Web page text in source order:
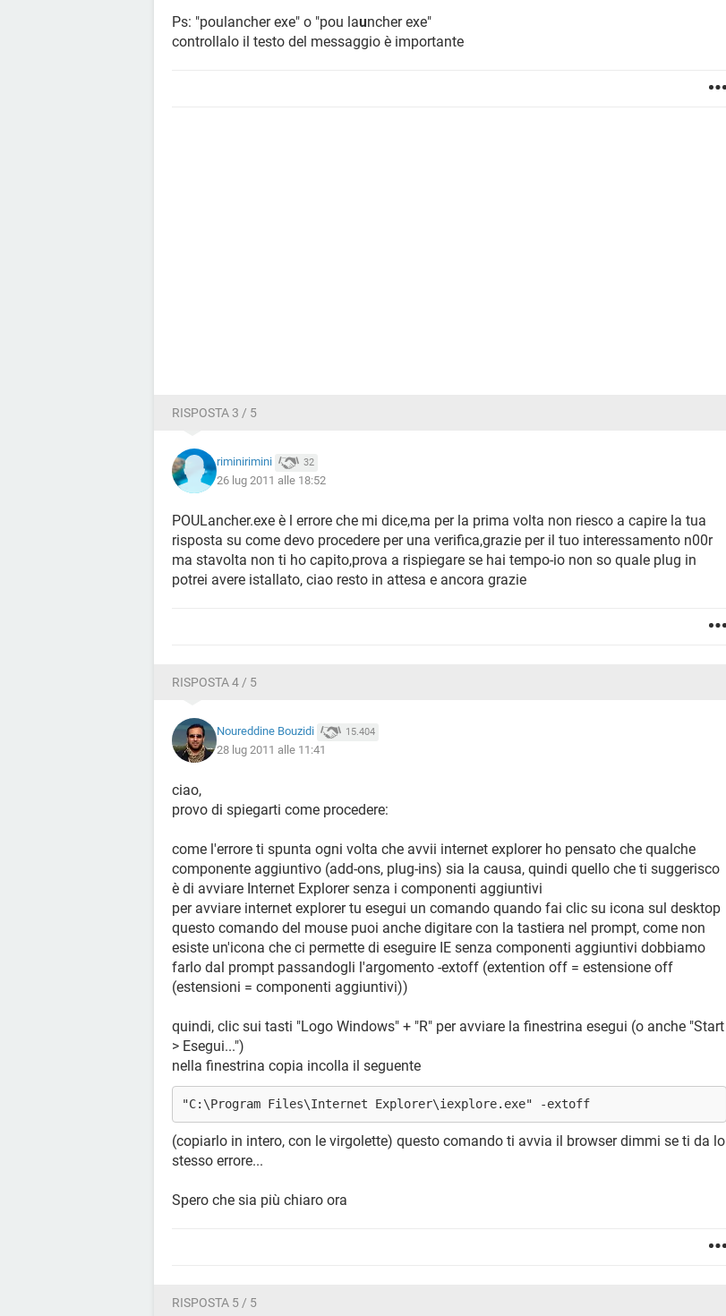
Ps: "poulancher exe" o "pou launcher exe"
controllalo il testo del messaggio è importante
RISPOSTA 3 / 5
riminirimini 32
26 lug 2011 alle 18:52
POULancher.exe è l errore che mi dice,ma per la prima volta non riesco a capire la tua
risposta su come devo procedere per una verifica,grazie per il tuo interessamento n00r
ma stavolta non ti ho capito,prova a rispiegare se hai tempo-io non so quale plug in
potrei avere istallato, ciao resto in attesa e ancora grazie
RISPOSTA 4 / 5
Noureddine Bouzidi 15.404
28 lug 2011 alle 11:41
ciao,
provo di spiegarti come procedere:
come l'errore ti spunta ogni volta che avvii internet explorer ho pensato che qualche
componente aggiuntivo (add-ons, plug-ins) sia la causa, quindi quello che ti suggerisco
è di avviare Internet Explorer senza i componenti aggiuntivi
per avviare internet explorer tu esegui un comando quando fai clic su icona sul desktop
questo comando del mouse puoi anche digitare con la tastiera nel prompt, come non
esiste un'icona che ci permette di eseguire IE senza componenti aggiuntivi dobbiamo
farlo dal prompt passandogli l'argomento -extoff (extention off = estensione off
(estensioni = componenti aggiuntivi))
quindi, clic sui tasti "Logo Windows" + "R" per avviare la finestrina esegui (o anche "Start
> Esegui...")
nella finestrina copia incolla il seguente
"C:\Program Files\Internet Explorer\iexplore.exe" -extoff
(copiarlo in intero, con le virgolette) questo comando ti avvia il browser dimmi se ti da lo
stesso errore...
Spero che sia più chiaro ora
RISPOSTA 5 / 5